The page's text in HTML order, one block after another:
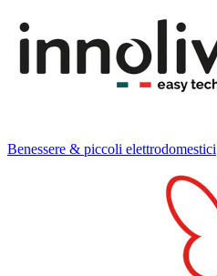
Benessere & piccoli elettrodomestici